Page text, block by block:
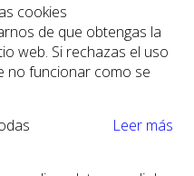
cookies
de que obtengas la
web. Si rechazas el uso
no funcionar como se
Leer más